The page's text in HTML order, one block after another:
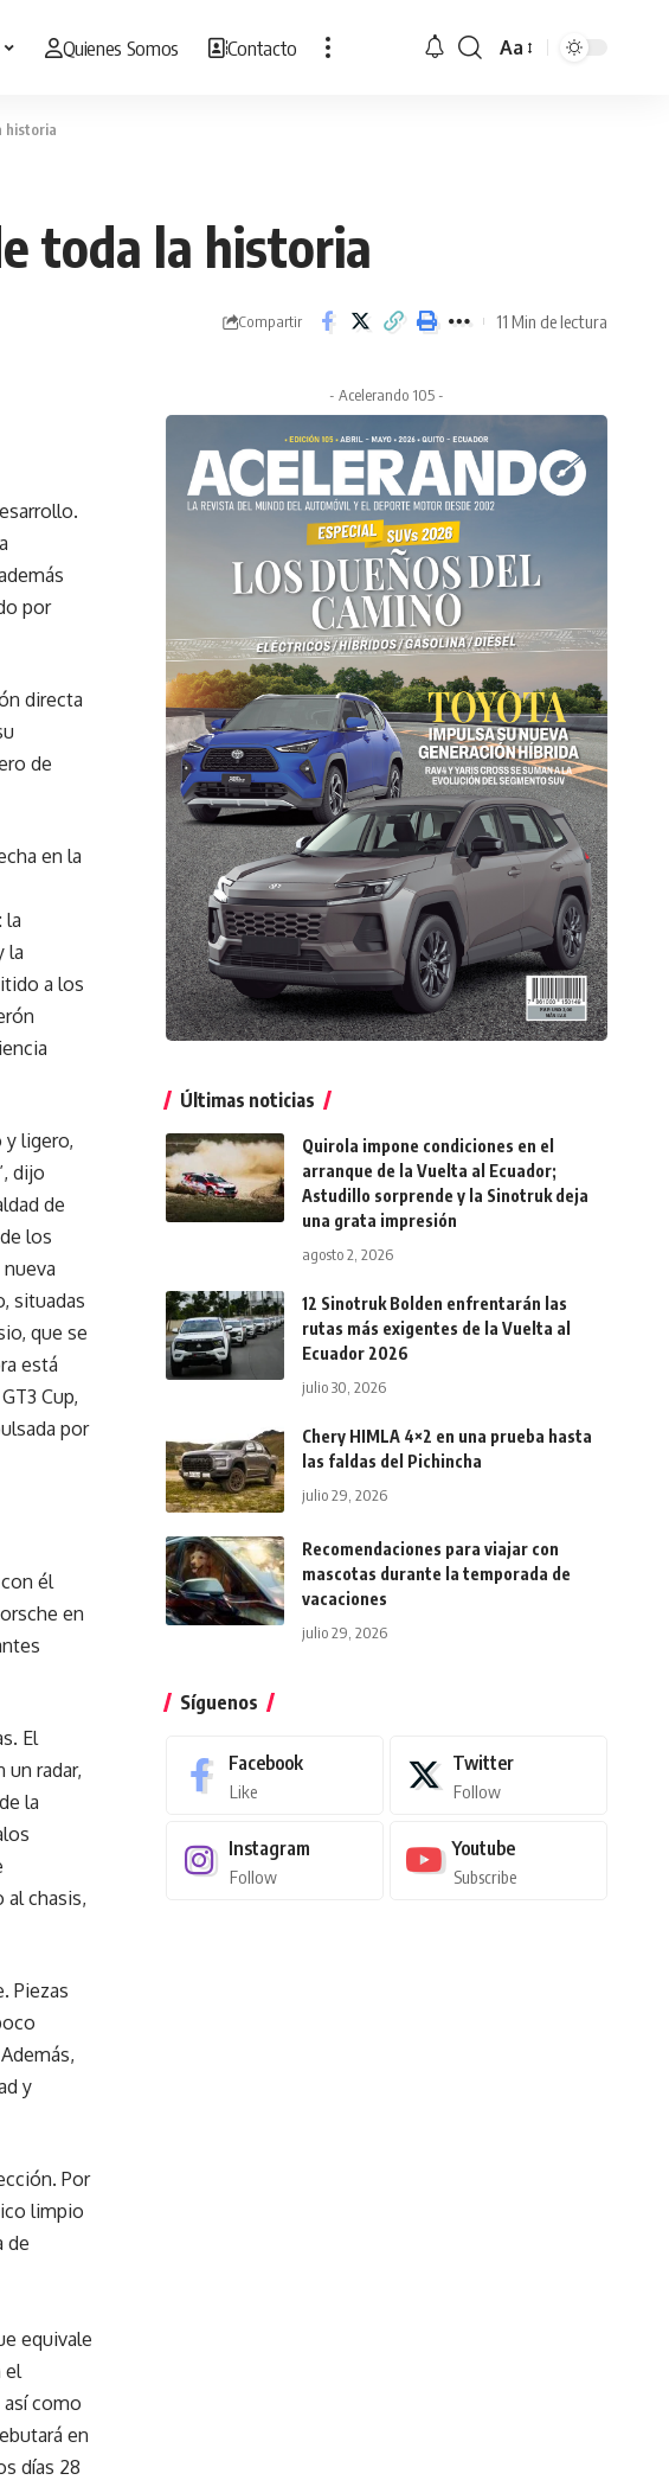
Quienes Somos Contacto
Cambiar
Aa
historia
toda la historia
Compartir 11 Min de lectura
por
directa
de
en la
la
la
a los
y ligero,
dijo
de
los
situadas
que se
está
Cup,
por
con él
en
El
un radar,
la
chasis,
Piezas
y
Por
limpio
de
equivale
el
así como
en
días 28
- Acelerando 105 -
Últimas noticias
Quirola impone condiciones en el
arranque de la Vuelta al Ecuador;
Astudillo sorprende y la Sinotruk deja
una grata impresión
agosto 2, 2026
12 Sinotruk Bolden enfrentarán las
rutas más exigentes de la Vuelta al
Ecuador 2026
julio 30, 2026
Chery HIMLA 4×2 en una prueba hasta
las faldas del Pichincha
julio 29, 2026
Recomendaciones para viajar con
mascotas durante la temporada de
vacaciones
julio 29, 2026
Síguenos
Facebook
Like
Twitter
Follow
Instagram
Follow
Youtube
Subscribe